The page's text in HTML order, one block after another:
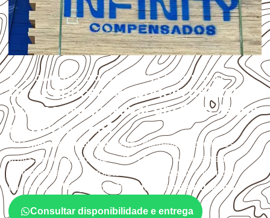
APLICAÇÕES DO COMPENSADO NAVAL
Quais aplicações podem utilizar
Compensado Naval em Bom Jesus
do Norte – ES?
OCompensado Navalatende diferentes aplicações
profissionais, desde que suas características sejam
compatíveis com o projeto. A Infinity orienta a compra
conformeaplicação, medida, quantidade e destino.
Consultar disponibilidade e entrega